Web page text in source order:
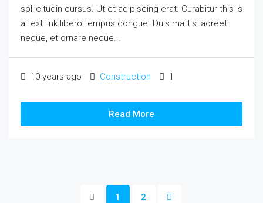
sollicitudin cursus. Ut et adipiscing erat. Curabitur this is
a text link libero tempus congue. Duis mattis laoreet
neque, et ornare neque...
10 years ago Construction 1
Read More
1 2